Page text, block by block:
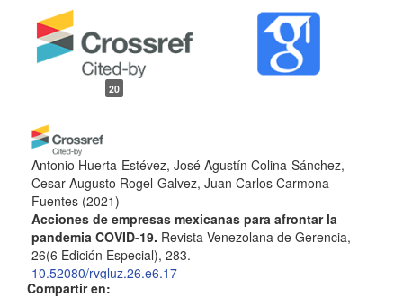
20
Antonio Huerta-Estévez, José Agustín Colina-Sánchez,
Cesar Augusto Rogel-Galvez, Juan Carlos Carmona-
Fuentes (2021)
Acciones de empresas mexicanas para afrontar la
pandemia COVID-19. Revista Venezolana de Gerencia,
26(6 Edición Especial), 283.
10.52080/rvgluz.26.e6.17
Compartir en: